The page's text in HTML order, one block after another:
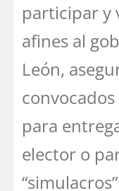
participar y
afines al
León,
para
elector o